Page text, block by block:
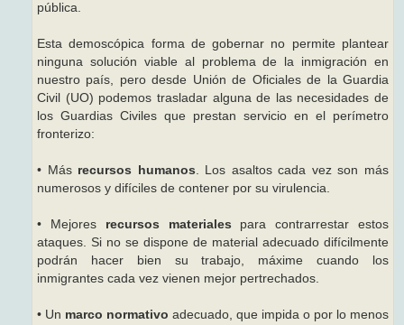
pública.
Esta demoscópica forma de gobernar no permite plantear
ninguna solución viable al problema de la inmigración en
nuestro país, pero desde Unión de Oficiales de la Guardia
Civil (UO) podemos trasladar alguna de las necesidades de
los Guardias Civiles que prestan servicio en el perímetro
fronterizo:
• Más recursos humanos. Los asaltos cada vez son más
numerosos y difíciles de contener por su virulencia.
• Mejores recursos materiales para contrarrestar estos
ataques. Si no se dispone de material adecuado difícilmente
podrán hacer bien su trabajo, máxime cuando los
inmigrantes cada vez vienen mejor pertrechados.
• Un marco normativo adecuado, que impida o por lo menos